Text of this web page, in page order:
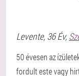
Levente, 36 Év,
50 évesen az
fordult este vagy